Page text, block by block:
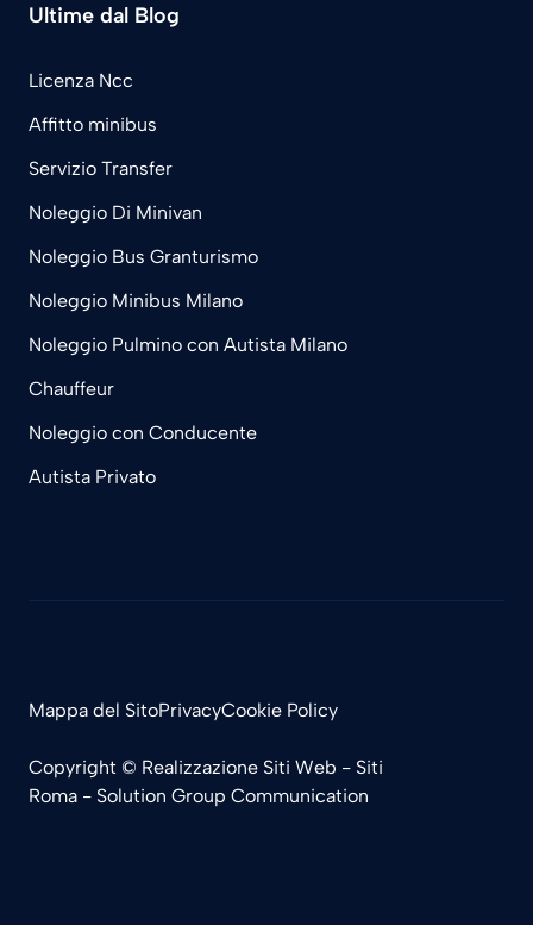
Ultime dal Blog
Licenza Ncc
Affitto minibus
Servizio Transfer
Noleggio Di Minivan
Noleggio Bus Granturismo
Noleggio Minibus Milano
Noleggio Pulmino con Autista Milano
Chauffeur
Noleggio con Conducente
Autista Privato
Copyright © Realizzazione Siti Web - Siti
Roma - Solution Group Communication
Mappa del SitoPrivacyCookie Policy